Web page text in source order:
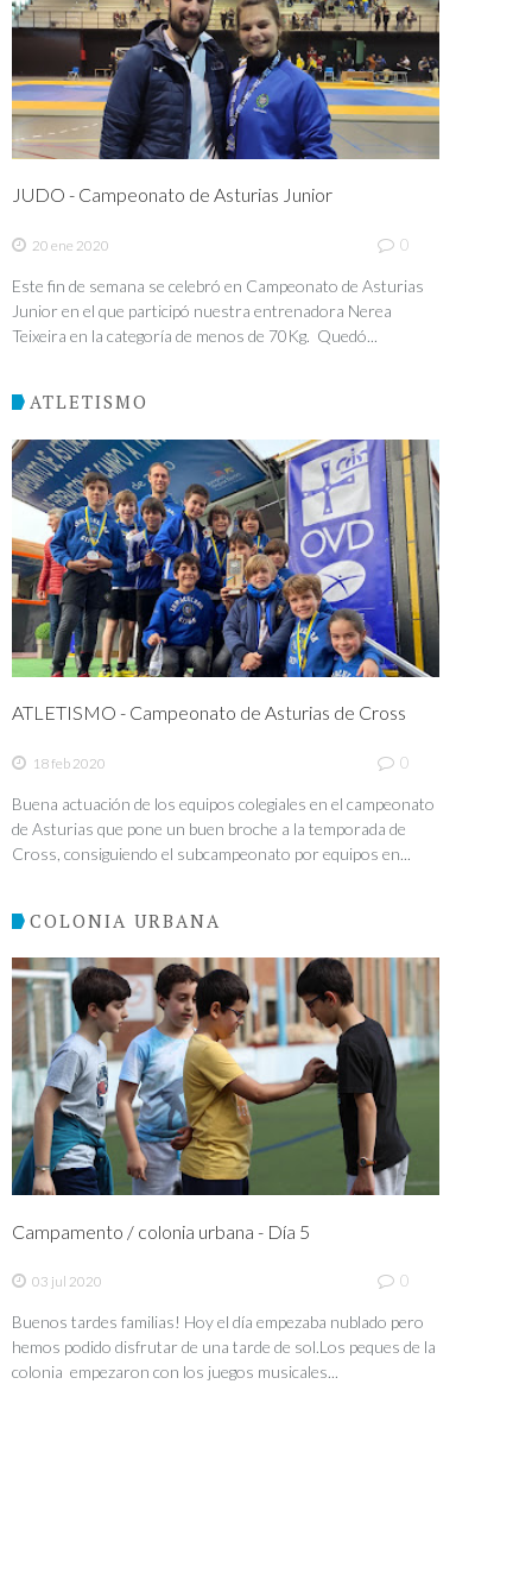
JUDO - Campeonato de Asturias Junior
20 ene 2020 0
Este fin de semana se celebró en Campeonato de Asturias
Junior en el que participó nuestra entrenadora Nerea
Teixeira en la categoría de menos de 70Kg. Quedó...
ATLETISMO
ATLETISMO - Campeonato de Asturias de Cross
18 feb 2020 0
Buena actuación de los equipos colegiales en el campeonato
de Asturias que pone un buen broche a la temporada de
Cross, consiguiendo el subcampeonato por equipos en...
COLONIA URBANA
Campamento / colonia urbana - Día 5
03 jul 2020 0
Buenos tardes familias! Hoy el día empezaba nublado pero
hemos podido disfrutar de una tarde de sol.Los peques de la
colonia empezaron con los juegos musicales...